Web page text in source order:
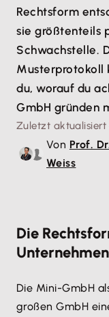
Rechtsform
sie größtenteils
Schwachstelle.
Musterprotokoll
du, worauf du
GmbH gründen
Zuletzt aktualisiert
Von Prof.
Weiss
Die
Die Mini-GmbH
großen GmbH